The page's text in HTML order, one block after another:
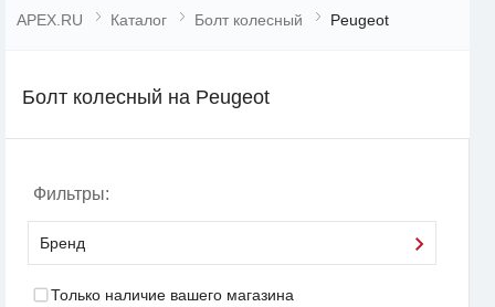
APEX.RU Каталог Болт колесный Peugeot
Болт колесный на Peugeot
Фильтры:
Бренд
Только наличие вашего магазина